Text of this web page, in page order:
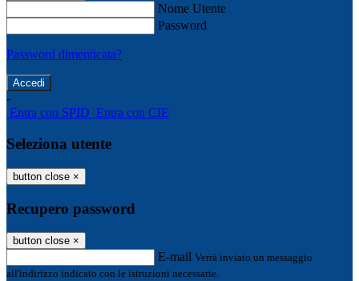
Nome Utente
Password
Password dimenticata?
-
Entra con SPID Entra con CIE
Seleziona utente
button close ×
Recupero password
button close ×
E-mail Verrà inviato un messaggio
all'indirizzo indicato con le istruzioni necessarie.